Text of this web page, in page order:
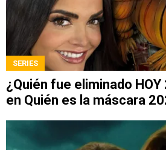
SERIES
¿Quién fue eliminado
en Quién es la máscara